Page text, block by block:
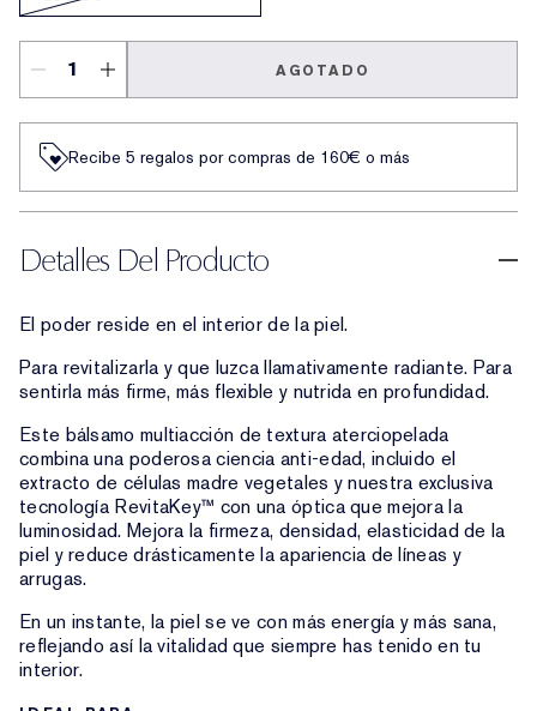
AGOTADO
Recibe 5 regalos por compras de 160€ o más
Detalles Del Producto
El poder reside en el interior de la piel.
Para revitalizarla y que luzca llamativamente radiante. Para
sentirla más firme, más flexible y nutrida en profundidad.
Este bálsamo multiacción de textura aterciopelada
combina una poderosa ciencia anti-edad, incluido el
extracto de células madre vegetales y nuestra exclusiva
tecnología RevitaKey™ con una óptica que mejora la
luminosidad. Mejora la firmeza, densidad, elasticidad de la
piel y reduce drásticamente la apariencia de líneas y
arrugas.
En un instante, la piel se ve con más energía y más sana,
reflejando así la vitalidad que siempre has tenido en tu
interior.